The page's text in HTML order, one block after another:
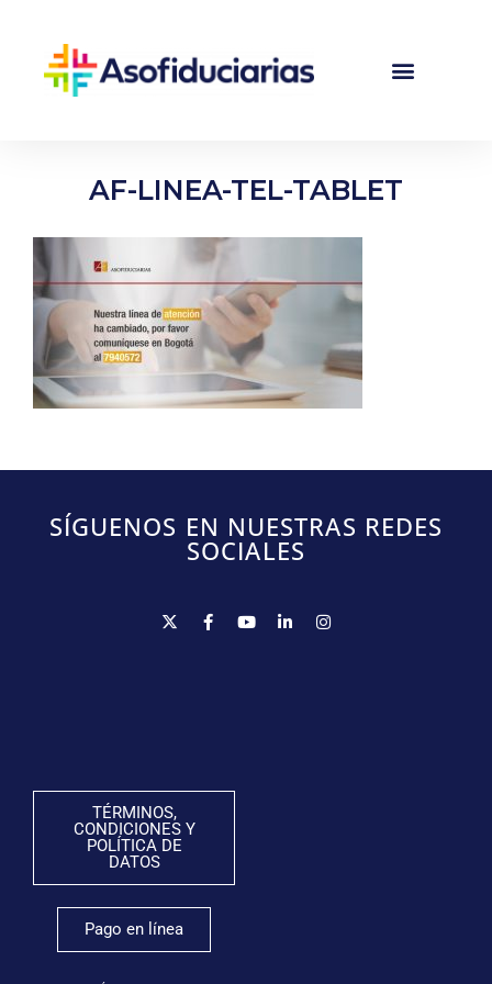
AF-LINEA-TEL-TABLET
SÍGUENOS EN NUESTRAS REDES
SOCIALES
TÉRMINOS,
CONDICIONES Y
POLÍTICA DE
DATOS
Pago en línea